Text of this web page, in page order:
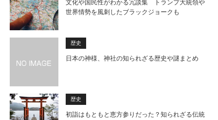
文化や国民性がわかる冗談集 トランプ大統領や
世界情勢を風刺したブラックジョークも
歴史
日本の神様、神社の知られざる歴史や謎まとめ
歴史
初詣はもともと恵方参りだった？知られざる伝統